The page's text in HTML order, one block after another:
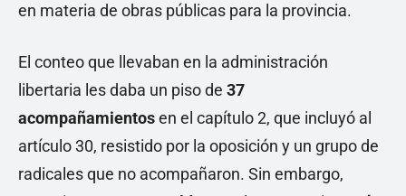
en materia de obras públicas para la provincia.
El conteo que llevaban en la administración
libertaria les daba un piso de 37
acompañamientosen el capítulo 2, que incluyó al
artículo 30, resistido por la oposición y un grupo de
radicales que no acompañaron. Sin embargo,